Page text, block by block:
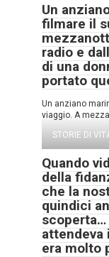
Un
filmare il
radio e
di una
portato
Un anziano
viaggio. A
STORIE DI
Quando
della
che la
quindici
scoperta…
attendeva
era molto